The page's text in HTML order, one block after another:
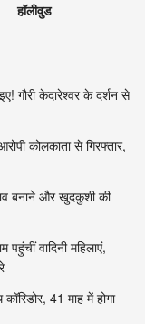
हॉलीवुड
गौरी केदारेश्वर के दर्शन से
कोलकाता से गिरफ्तार,
बनाने और खुदकुशी की
वादिनी महिलाएं,
41 माह में होगा